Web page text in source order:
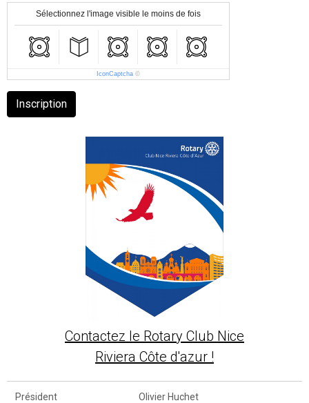
Sélectionnez l'image visible le moins de fois
IconCaptcha ©
Inscription
Contactez le Rotary Club Nice
Riviera Côte d'azur !
Président Olivier Huchet